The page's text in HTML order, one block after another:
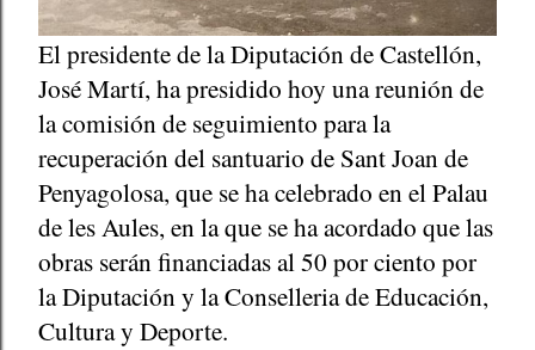
El presidente de la Diputación de Castellón,
José Martí, ha presidido hoy una reunión de
la comisión de seguimiento para la
recuperación del santuario de Sant Joan de
Penyagolosa, que se ha celebrado en el Palau
de les Aules, en la que se ha acordado que las
obras serán financiadas al 50 por ciento por
la Diputación y la Conselleria de Educación,
Cultura y Deporte.